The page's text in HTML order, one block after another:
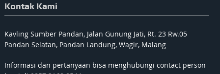
Kontak Kami
Kavling Sumber Pandan, Jalan Gunung Jati, Rt. 23 Rw.05
Pandan Selatan, Pandan Landung, Wagir, Malang
Informasi dan pertanyaan bisa menghubungi contact person